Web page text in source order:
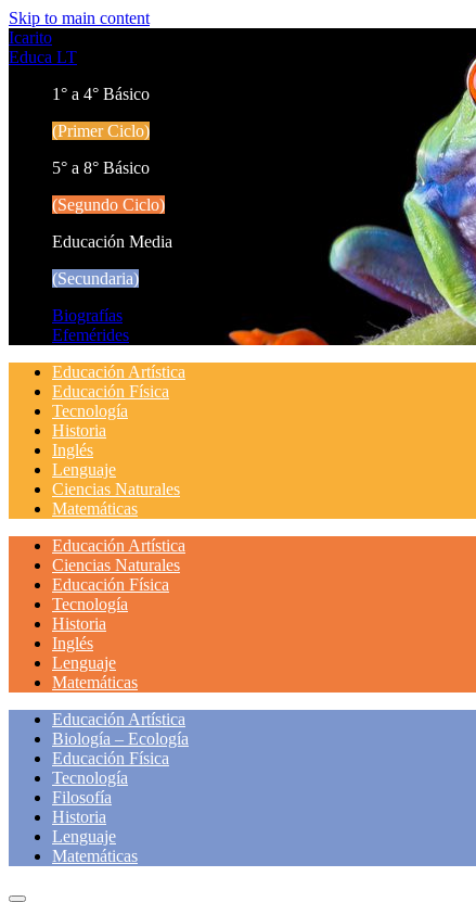
Skip to main content
Icarito
Educa LT
1° a 4° Básico
(Primer Ciclo)
5° a 8° Básico
(Segundo Ciclo)
Educación Media
(Secundaria)
Biografías
Efemérides
Educación Artística
Educación Física
Tecnología
Historia
Inglés
Lenguaje
Ciencias Naturales
Matemáticas
Educación Artística
Ciencias Naturales
Educación Física
Tecnología
Historia
Inglés
Lenguaje
Matemáticas
Educación Artística
Biología – Ecología
Educación Física
Tecnología
Filosofía
Historia
Lenguaje
Matemáticas